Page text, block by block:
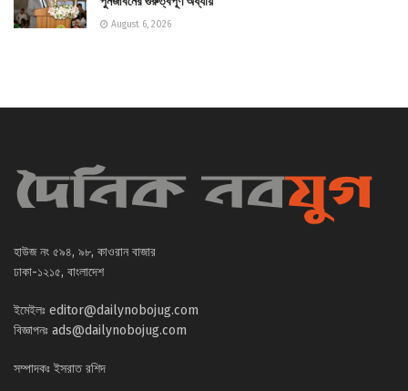
August 6, 2026
হাউজ নং ৫৯৪, ৯৮, কাওরান বাজার
ঢাকা-১২১৫, বাংলাদেশ
ইমেইলঃ editor@dailynobojug.com
বিজ্ঞাপনঃ ads@dailynobojug.com
সম্পাদকঃ ইসরাত রশিদ